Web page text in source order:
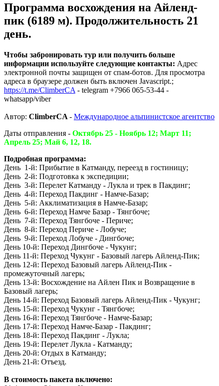
Программа восхождения на Айленд-
пик (6189 м). Продолжительность 21
день.
Чтобы забронировать тур или получить больше
информации используйте следующие контакты: Адрес
электронной почты защищен от спам-ботов. Для просмотра
адреса в браузере должен быть включен Javascript.;
https://t.me/ClimberCA - telegram +7966 065-53-44 -
whatsapp/viber
Автор: ClimberCA - Международное альпинистское агентство
Даты отправления - Октябрь 25 - Ноябрь 12; Март 11;
Апрель 25; Май 6, 12, 18.
Подробная программа:
День 1-й: Прибытие в Катманду, переезд в гостиницу;
День 2-й: Подготовка к экспедиции;
День 3-й: Перелет Катманду - Лукла и трек в Пакдинг;
День 4-й: Переход Пакдинг - Намче-Базар;
День 5-й: Акклиматизация в Намче-Базар;
День 6-й: Переход Намче Базар - Тянгбоче;
День 7-й: Переход Тянгбоче - Периче;
День 8-й: Переход Периче - Лобуче;
День 9-й: Переход Лобуче - Дингбоче;
День 10-й: Переход Дингбоче - Чукунг;
День 11-й: Переход Чукунг - Базовый лагерь Айленд-Пик;
День 12-й: Переход Базовый лагерь Айленд-Пик -
промежуточный лагерь;
День 13-й: Восхождение на Айлен Пик и Возвращение в
Базовый лагерь;
День 14-й: Переход Базовый лагерь Айленд-Пик - Чукунг;
День 15-й: Переход Чукунг - Тянгбоче;
День 16-й: Переход Тянгбоче - Намче-Базар;
День 17-й: Переход Намче-Базар - Пакдинг;
День 18-й: Переход Пакдинг - Лукла;
День 19-й: Перелет Лукла - Катманду;
День 20-й: Отдых в Катманду;
День 21-й: Отъезд.
В стоимость пакета включено: